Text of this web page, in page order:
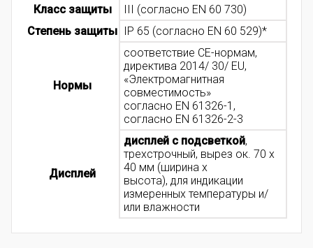
Класс защиты
III (согласно EN 60 730)
Степень защиты
IP 65 (согласно EN 60 529)*
Нормы
соответствие CE-нормам,
директива 2014/ 30/ EU,
«Электромагнитная
совместимость»
согласно EN 61326-1,
согласно EN 61326-2-3
Дисплей
дисплей с подсветкой,
трехстрочный, вырез ок. 70 x
40 мм (ширина x
высота), для индикации
измеренных температуры и/
или влажности